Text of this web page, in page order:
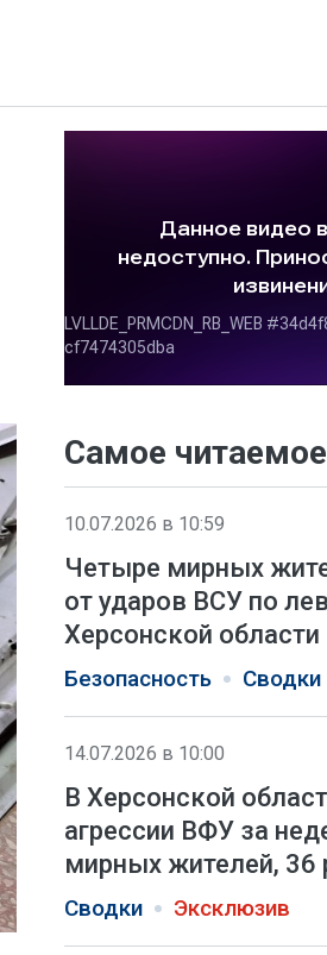
Самое читаемое
10.07.2026 в 10:59
Четыре мирных
от ударов ВСУ по
Херсонской области
Безопасность Сводки
14.07.2026 в 10:00
В Херсонской
агрессии ВФУ за
мирных жителей, 36
Сводки Эксклюзив